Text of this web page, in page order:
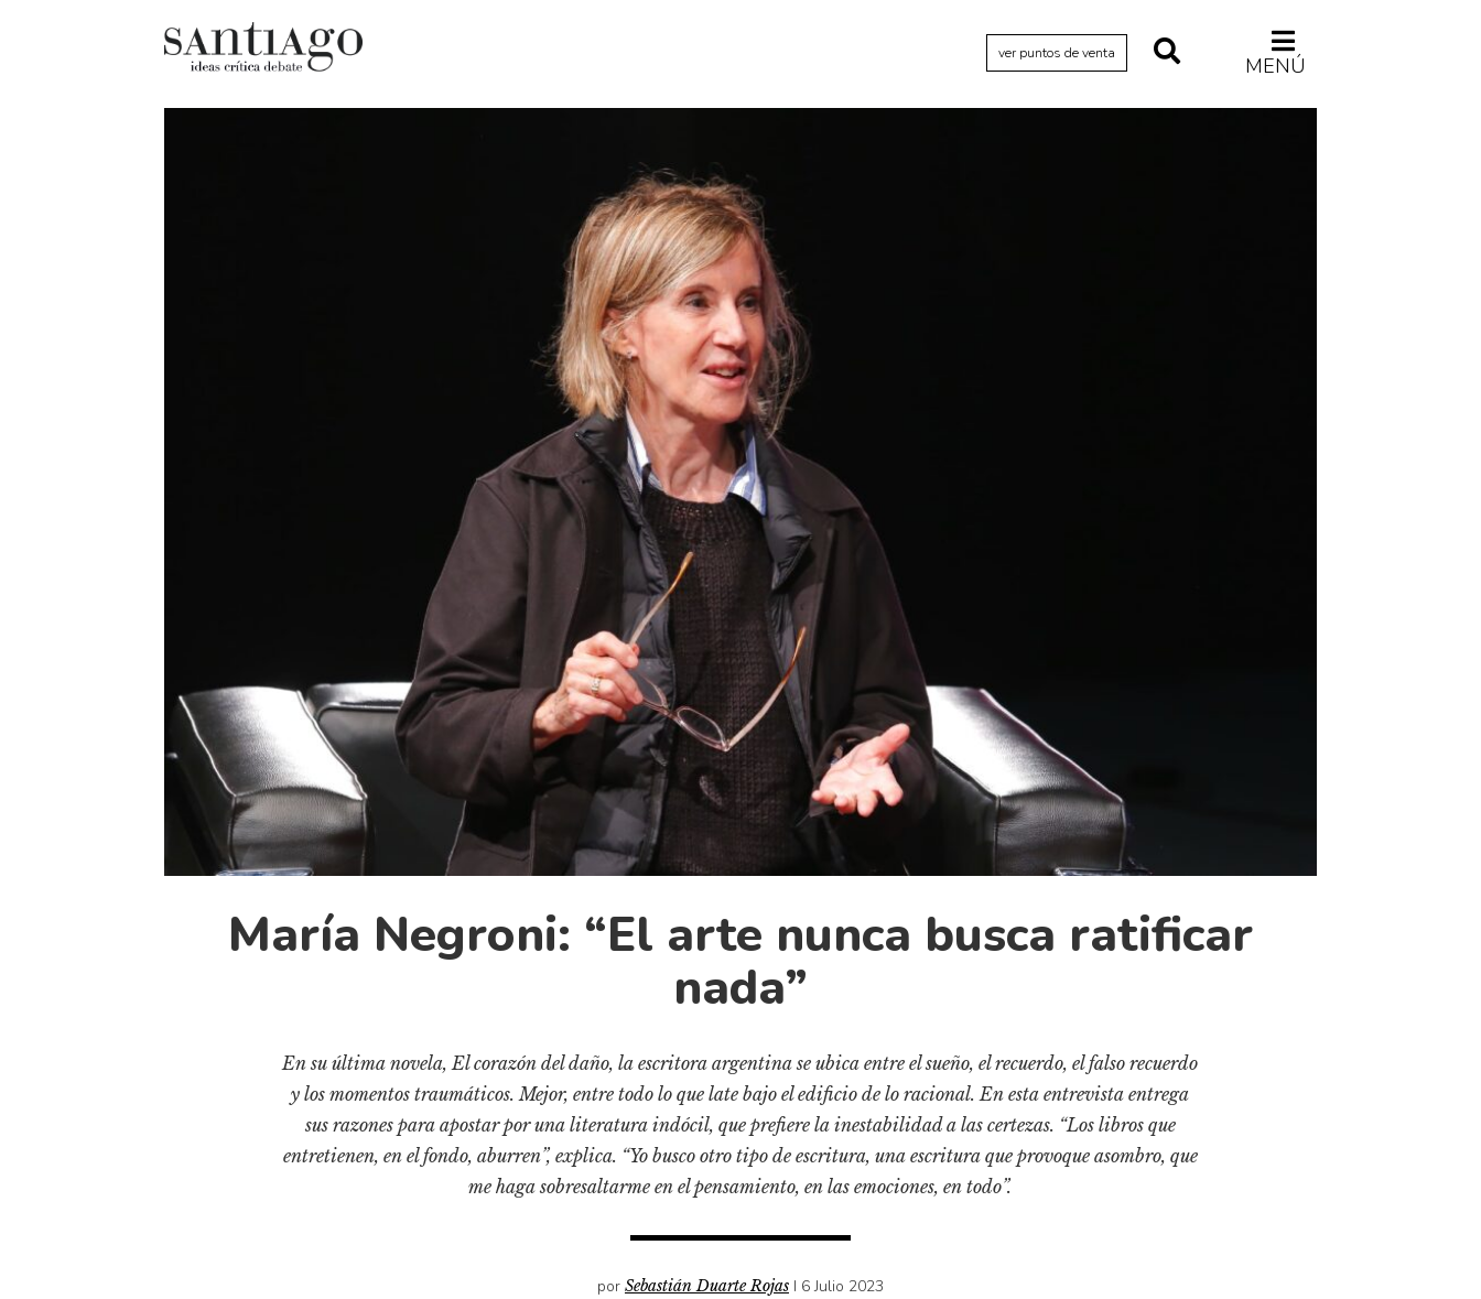
ver puntos de venta MENÚ
Diccionario portátil de la literatura
Gran reserva
Historia material de los libros
Lagunas mentales
Libros
Libros usados
Literatura
Medioambiente
Narrativas visuales
Pensamiento
Pensamiento ilustrado
Personaje
Personajes secundarios
Política
María Negroni: “El arte nunca busca ratificar
nada”
En su última novela, El corazón del daño, la escritora argentina se ubica entre el sueño, el recuerdo, el falso recuerdo
y los momentos traumáticos. Mejor, entre todo lo que late bajo el edificio de lo racional. En esta entrevista entrega
sus razones para apostar por una literatura indócil, que prefiere la inestabilidad a las certezas. “Los libros que
entretienen, en el fondo, aburren”, explica. “Yo busco otro tipo de escritura, una escritura que provoque asombro, que
me haga sobresaltarme en el pensamiento, en las emociones, en todo”.
por Sebastián Duarte Rojas I 6 Julio 2023